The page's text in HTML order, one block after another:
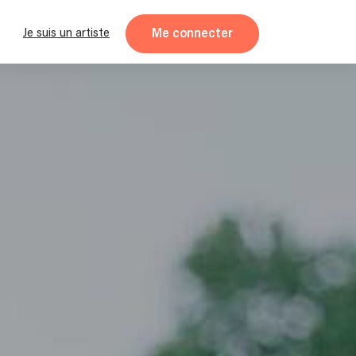
Je suis un artiste Me connecter